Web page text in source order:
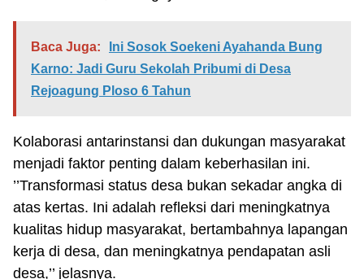
Baca Juga:
Ini Sosok Soekeni Ayahanda Bung
Karno: Jadi Guru Sekolah Pribumi di Desa
Rejoagung Ploso 6 Tahun
Kolaborasi antarinstansi dan dukungan masyarakat
menjadi faktor penting dalam keberhasilan ini.
’’Transformasi status desa bukan sekadar angka di
atas kertas. Ini adalah refleksi dari meningkatnya
kualitas hidup masyarakat, bertambahnya lapangan
kerja di desa, dan meningkatnya pendapatan asli
desa,’’ jelasnya.